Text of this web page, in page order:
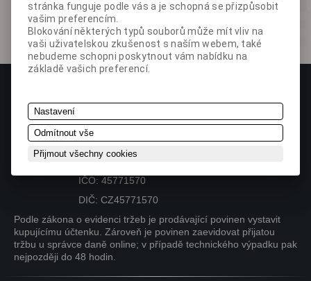
Nad Sokolovnou 117/1, Praha 4
IČO: 45771570
DIČ: CZ45771570
Podle zákona o evidenci tržeb je prodávající povinen vystavit
kupujícímu účtenku. Zároveň je povinen zaevidovat přijatou
tržbu u správce daně online; v případě technického výpadku pak
nejpozději do 48 hodin.
stránka funguje podle vás a je schopná se přizpůsobit
vašim preferencím.
Blokování některých typů souborů může mít vliv na
vaši uživatelskou zkušenost s naším webem, také
nebudeme schopni poskytnout vám nabídku na
základě vašich preferencí.
Nastavení
Odmítnout vše
Přijmout všechny cookies